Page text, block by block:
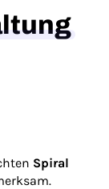
Spiral